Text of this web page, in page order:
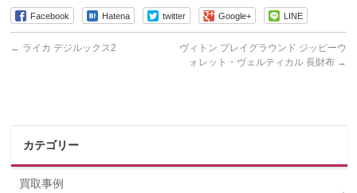
Facebook Hatena twitter Google+ LINE
← ライカ デジルックス2
ヴィトン プレイグラウンド ジッピーウ
ォレット・ヴェルティカル 長財布 →
カテゴリー
買取事例